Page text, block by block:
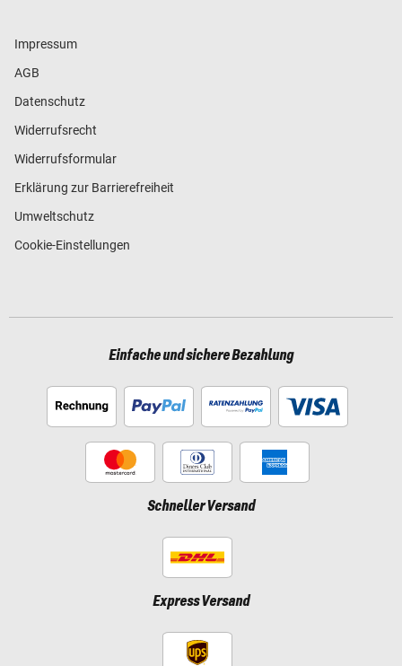
Impressum
AGB
Datenschutz
Widerrufsrecht
Widerrufsformular
Erklärung zur Barrierefreiheit
Umweltschutz
Cookie-Einstellungen
Einfache und sichere Bezahlung
Schneller Versand
Express Versand